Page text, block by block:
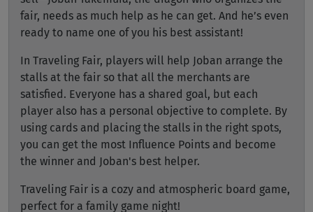
fair, needs as much help as he can get. And he’s even
ready to name one of you his best assistant!
In Traveling Fair, players will help Joban arrange the
stalls at the fair so that all the merchants are
satisfied. Everyone has a shared goal, but each
player also has a personal objective to complete. By
using cards and placing the stalls in the right spots,
you can get the most Influence Points and become
the winner and Joban's best helper.
Traveling Fair is a cozy and atmospheric board game,
perfect for a family game night!